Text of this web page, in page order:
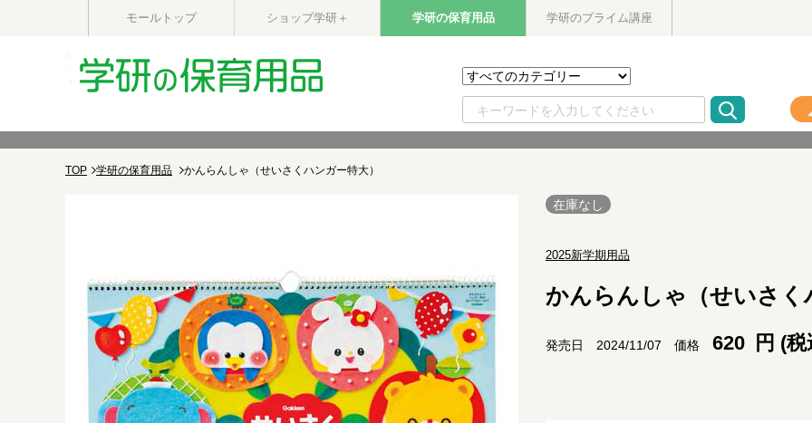
モールトップ ショップ学研＋ 学研の保育用品 学研のプライム講座
TOP 学研の保育用品 かんらんしゃ（せいさくハンガー特大）
在庫なし
2025新学期用品
かんらんしゃ（せいさく
発売日 2024/11/07 価格 620 円 (